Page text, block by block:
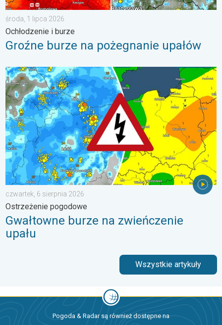
środa, 1 lipca 2026
Ochłodzenie i burze
Groźne burze na pożegnanie upałów
Gwałtowne burze na zwieńczenie upału. Ostrzeżenie
czwartek, 6 sierpnia 2026
Ostrzeżenie pogodowe
Gwałtowne burze na zwieńczenie
upału
Wszystkie artykuły
Pogoda & Radar są również dostępne na